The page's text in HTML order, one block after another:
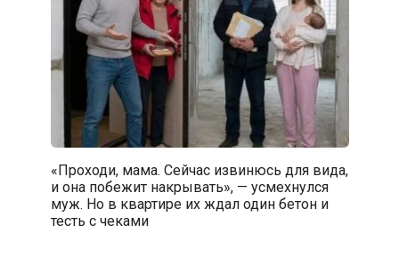
«Проходи, мама. Сейчас извинюсь для вида,
и она побежит накрывать», — усмехнулся
муж. Но в квартире их ждал один бетон и
тесть с чеками